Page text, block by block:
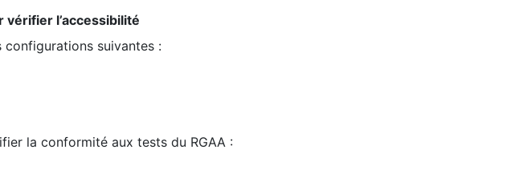
l’accessibilité
suivantes :
la conformité aux tests du RGAA :